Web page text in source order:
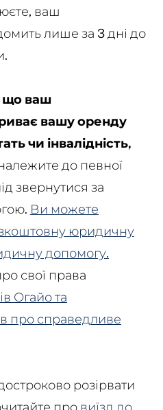
ваш
лише за 3 дні до
що ваш
вашу оренду
чи інвалідність,
до певної
звернутися за
Ви можете
юридичну
допомогу.
свої права
Огайо та
про справедливе
розірвати
про виїзд до